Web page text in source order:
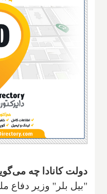
دولت کانادا چه
"بیل بلر" وزیر دفاع